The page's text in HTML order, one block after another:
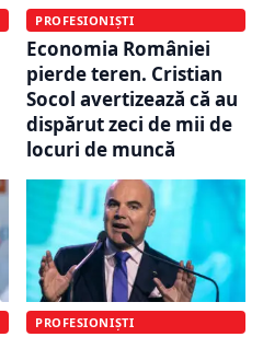
PROFESIONIȘTI
Economia României
pierde teren. Cristian
Socol avertizează că au
dispărut zeci de mii de
locuri de muncă
PROFESIONIȘTI